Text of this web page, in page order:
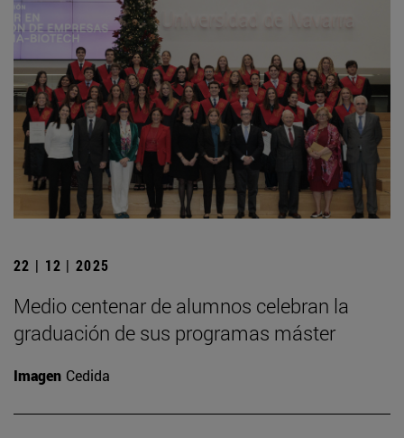
22 | 12 | 2025
Medio centenar de alumnos celebran la
graduación de sus programas máster
Imagen Cedida